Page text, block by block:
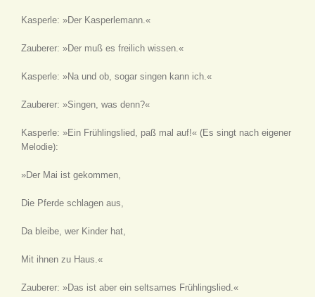
Kasperle: »Der Kasperlemann.«
Zauberer: »Der muß es freilich wissen.«
Kasperle: »Na und ob, sogar singen kann ich.«
Zauberer: »Singen, was denn?«
Kasperle: »Ein Frühlingslied, paß mal auf!« (Es singt nach eigener
Melodie):
»Der Mai ist gekommen,
Die Pferde schlagen aus,
Da bleibe, wer Kinder hat,
Mit ihnen zu Haus.«
Zauberer: »Das ist aber ein seltsames Frühlingslied.«